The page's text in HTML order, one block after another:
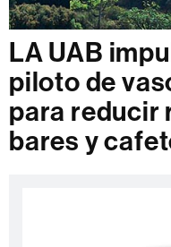
UAB
Medio
ambiente
LA UAB
piloto de
para reducir
bares y